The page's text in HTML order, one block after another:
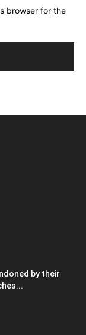
browser for the
by their